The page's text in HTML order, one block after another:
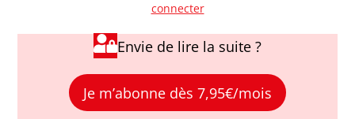
connecter
Envie de lire la suite ?
Je m’abonne dès 7,95€/mois